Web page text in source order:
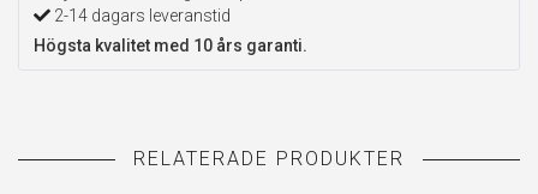
2-14 dagars leveranstid
Högsta kvalitet med 10 års garanti.